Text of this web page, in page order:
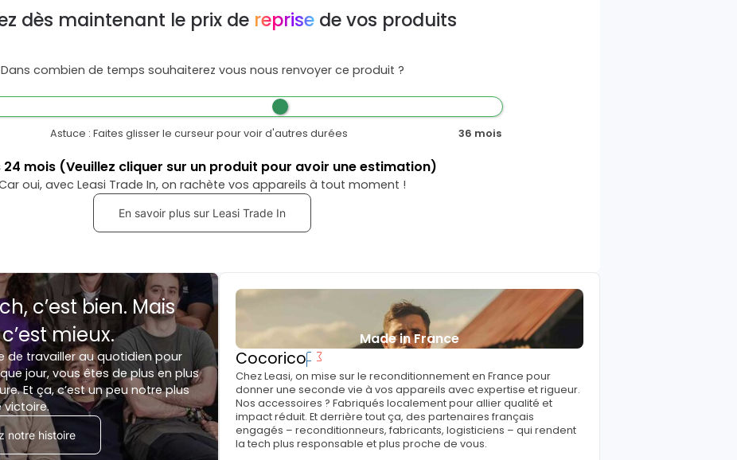
dès maintenant le prix de reprise de vos produits
Dans combien de temps souhaiterez vous nous renvoyer ce produit ?
Astuce : Faites glisser le curseur pour voir d'autres durées 36 mois
24 mois (Veuillez cliquer sur un produit pour avoir une estimation)
oui, avec Leasi Trade In, on rachète vos appareils à tout moment !
En savoir plus sur Leasi Trade In
c’est bien. Mais
mieux.
de travailler au quotidien pour
jour, vous êtes de plus en plus
Et ça, c’est un peu notre plus
victoire.
notre histoire
Made in France
Cocorico
Chez Leasi, on mise sur le reconditionnement en France pour
donner une seconde vie à vos appareils avec expertise et rigueur.
Nos accessoires ? Fabriqués localement pour allier qualité et
impact réduit. Et derrière tout ça, des partenaires français
engagés – reconditionneurs, fabricants, logisticiens – qui rendent
la tech plus responsable et plus proche de vous.